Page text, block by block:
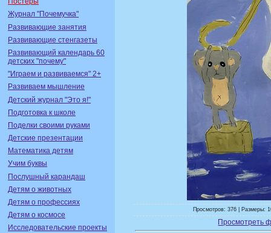
Журнал "Почемучка"
Развивающие занятия
Развивающие стенгазеты
Развивающий календарь 60
детских "почему"
"Играем и развиваемся" 2+
Развиваем мышление
Детский журнал "Это я!"
Подготовка к школе
Поделки своими руками
Детские презентации
Математика детям
Учим буквы
Послушный карандаш
Детям о животных
Детям о профессиях
Детям о космосе
Исследовательские проекты
Просмотров: 376 | Размеры:
Просмотреть